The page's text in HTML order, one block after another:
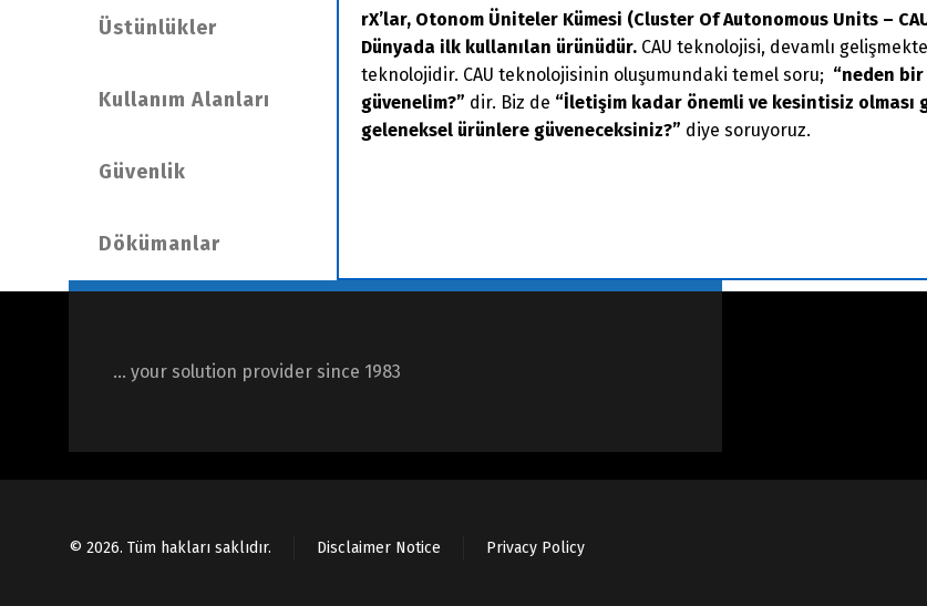
Üstünlükler
Kullanım Alanları
Güvenlik
Dökümanlar
rX’lar, Otonom Üniteler Kümesi (Cluster Of Autonomous Units –
Dünyada ilk kullanılan ürünüdür. CAU teknolojisi, devamlı
teknolojidir. CAU teknolojisinin oluşumundaki temel soru; “neden
güvenelim?” dir. Biz de “İletişim kadar önemli ve kesintisiz olması
geleneksel ürünlere güveneceksiniz?” diye soruyoruz.
… your solution provider since 1983
© 2026. Tüm hakları saklıdır. Disclaimer Notice Privacy Policy